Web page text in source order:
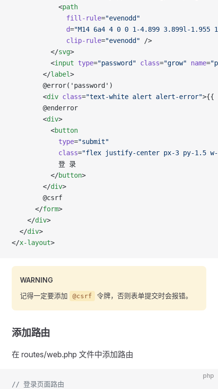
            <
path
              fill-rule
="evenodd"
              d
="M14 6a4 4 0 0 1-4.899 3.899l-
              clip-rule
="evenodd" />
          </
svg>
          <
input type="password" class="grow" name=
        </
label>
        @error('password')
        <
div class="text-white alert alert-error">{{
        @enderror
        <
div>
          <
button
            type
="submit"
            class
="flex justify-center px-3 py-1.5 w-
            登 录
          </
button>
        </
div>
        @csrf
      </
form>
    </
div>
  </
div>
</x-layout>
WARNING
记得一定要添加
@csrf 令牌，否则表单提交时会报错。
添加路由
在 routes/web.php 文件中添加路由
php
// 登录页面路由